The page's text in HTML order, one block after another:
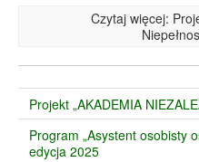
Czytaj więcej:
Projekt „AKADEMIA
Program „Asystent osobisty
edycja 2025